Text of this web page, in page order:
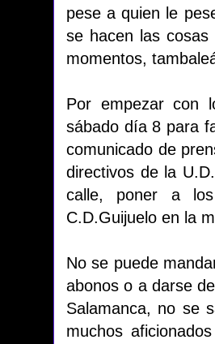
pese a quien le
se hacen las
momentos,
Por empezar con
sábado día 8 para
comunicado de
directivos de la
calle, poner a
C.D.Guijuelo en la
No se puede
abonos o a darse
Salamanca, no se
muchos